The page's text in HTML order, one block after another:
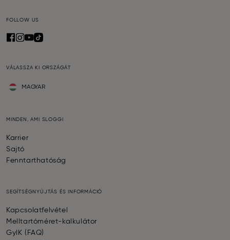
FOLLOW US
VÁLASSZA KI ORSZÁGÁT
MAGYAR
MINDEN, AMI SLOGGI
Karrier
Sajtó
Fenntarthatóság
SEGÍTSÉGNYÚJTÁS ÉS INFORMÁCIÓ
Kapcsolatfelvétel
Melltartóméret-kalkulátor
GyIK (FAQ)